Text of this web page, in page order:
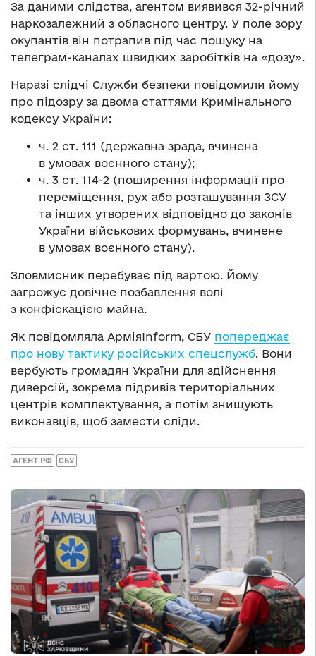
За даними слідства, агентом виявився 32-річний
наркозалежний з обласного центру. У поле зору
окупантів він потрапив під час пошуку на
телеграм-каналах швидких заробітків на «дозу».
Наразі слідчі Служби безпеки повідомили йому
про підозру за двома статтями Кримінального
кодексу України:
ч. 2 ст. 111 (державна зрада, вчинена
в умовах воєнного стану);
ч. 3 ст. 114-2 (поширення інформації про
переміщення, рух або розташування ЗСУ
та інших утворених відповідно до законів
України військових формувань, вчинене
в умовах воєнного стану).
Зловмисник перебуває під вартою. Йому
загрожує довічне позбавлення волі
з конфіскацією майна.
Як повідомляла АрміяInform, СБУ попереджає
про нову тактику російських спецслужб. Вони
вербують громадян України для здійснення
диверсій, зокрема підривів територіальних
центрів комплектування, а потім знищують
виконавців, щоб замести сліди.
АГЕНТ РФ СБУ